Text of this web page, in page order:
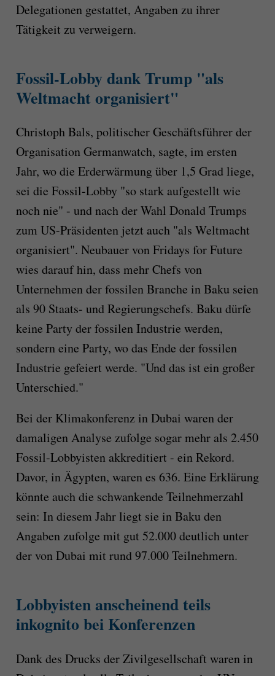
Delegationen gestattet, Angaben zu ihrer
Tätigkeit zu verweigern.
Fossil-Lobby dank Trump "als
Weltmacht organisiert"
Christoph Bals, politischer Geschäftsführer der
Organisation Germanwatch, sagte, im ersten
Jahr, wo die Erderwärmung über 1,5 Grad liege,
sei die Fossil-Lobby "so stark aufgestellt wie
noch nie" - und nach der Wahl Donald Trumps
zum US-Präsidenten jetzt auch "als Weltmacht
organisiert". Neubauer von Fridays for Future
wies darauf hin, dass mehr Chefs von
Unternehmen der fossilen Branche in Baku seien
als 90 Staats- und Regierungschefs. Baku dürfe
keine Party der fossilen Industrie werden,
sondern eine Party, wo das Ende der fossilen
Industrie gefeiert werde. "Und das ist ein großer
Unterschied."
Bei der Klimakonferenz in Dubai waren der
damaligen Analyse zufolge sogar mehr als 2.450
Fossil-Lobbyisten akkreditiert - ein Rekord.
Davor, in Ägypten, waren es 636. Eine Erklärung
könnte auch die schwankende Teilnehmerzahl
sein: In diesem Jahr liegt sie in Baku den
Angaben zufolge mit gut 52.000 deutlich unter
der von Dubai mit rund 97.000 Teilnehmern.
Lobbyisten anscheinend teils
inkognito bei Konferenzen
Dank des Drucks der Zivilgesellschaft waren in